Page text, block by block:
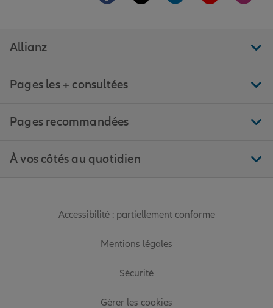
Allianz
Pages les + consultées
Pages recommandées
À vos côtés au quotidien
Accessibilité : partiellement conforme
Mentions légales
Sécurité
Gérer les cookies